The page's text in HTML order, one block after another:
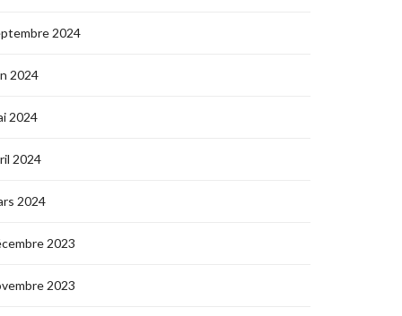
2024
2024
2024
2024
2024
2023
2023